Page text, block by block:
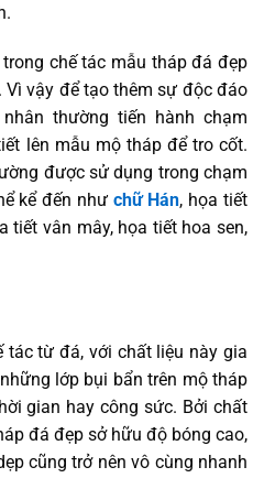
chế tác mẫu tháp đá đẹp
vậy để tạo thêm sự độc đáo
thường tiến hành chạm
lên mẫu mộ tháp để tro cốt.
được sử dụng trong chạm
kể đến như chữ Hán, họa tiết
tiết vân mây, họa tiết hoa sen,
tác từ đá, với chất liệu này gia
lớp bụi bẩn trên mộ tháp
gian hay công sức. Bởi chất
đá đẹp sở hữu độ bóng cao,
cũng trở nên vô cùng nhanh